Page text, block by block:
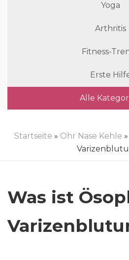
Yoga
Arthritis
Fitness-
Erste
Alle
Startseite » Ohr Nase Kehle
Was ist